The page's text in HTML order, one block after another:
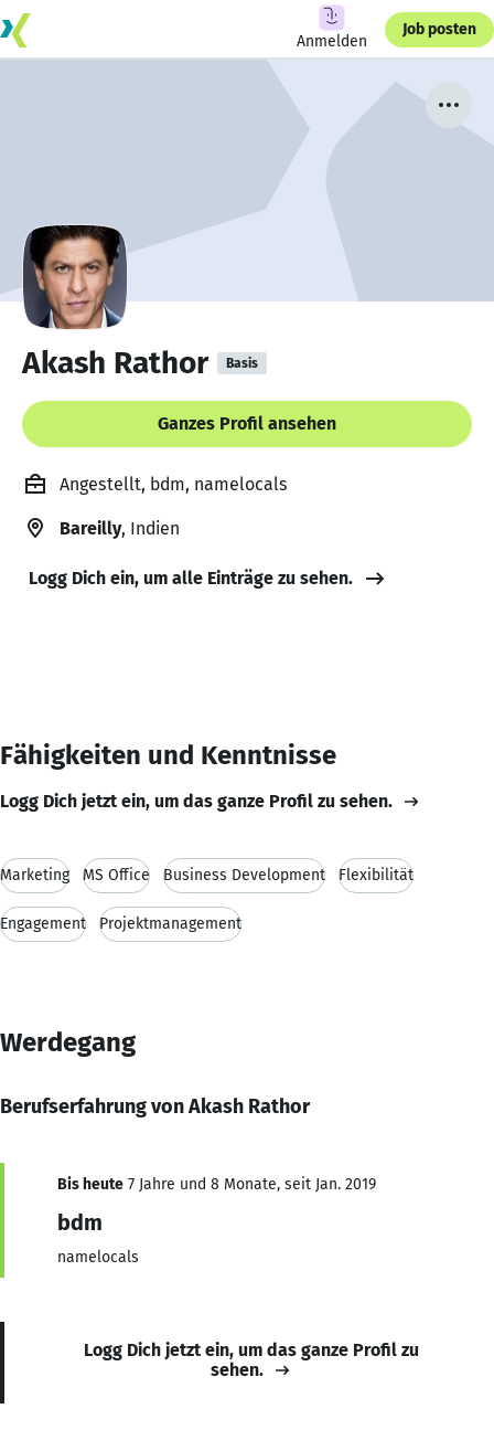
Anmelden
Job posten
Akash Rathor Basis
Ganzes Profil ansehen
Angestellt, bdm, namelocals
Bareilly, Indien
Logg Dich ein, um alle Einträge zu sehen.
Fähigkeiten und Kenntnisse
Logg Dich jetzt ein, um das ganze Profil zu sehen.
Marketing MS Office Business Development Flexibilität
Engagement Projektmanagement
Werdegang
Berufserfahrung von Akash Rathor
Bis heute 7 Jahre und 8 Monate, seit Jan. 2019
bdm
namelocals
Logg Dich jetzt ein, um das ganze Profil zu
sehen.